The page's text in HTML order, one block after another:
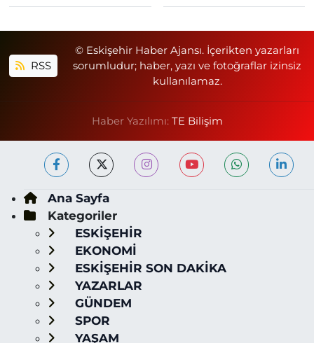
RSS
© Eskişehir Haber Ajansı. İçerikten yazarları
sorumludur; haber, yazı ve fotoğraflar izinsiz
kullanılamaz.
Haber Yazılımı: TE Bilişim
Ana Sayfa
Kategoriler
ESKİŞEHİR
EKONOMİ
ESKİŞEHİR SON DAKİKA
YAZARLAR
GÜNDEM
SPOR
YAŞAM